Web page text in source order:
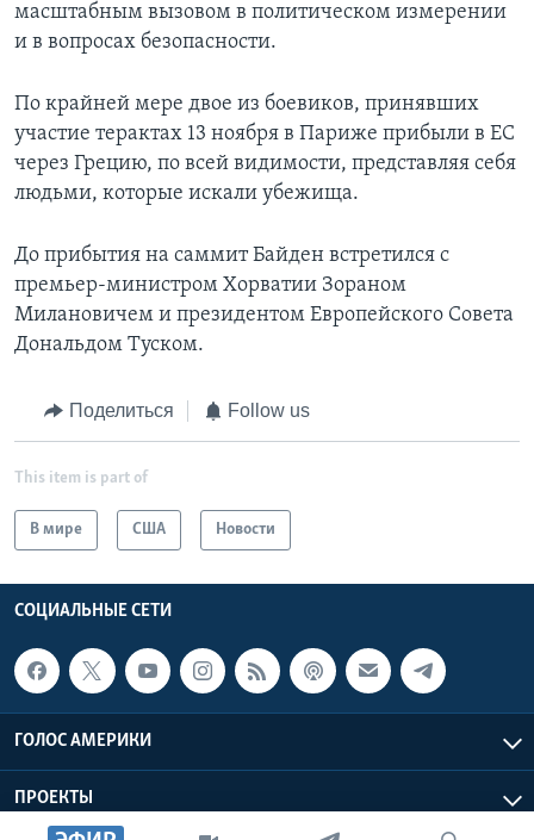
масштабным вызовом в политическом измерении
и в вопросах безопасности.
По крайней мере двое из боевиков, принявших
участие терактах 13 ноября в Париже прибыли в ЕС
через Грецию, по всей видимости, представляя себя
людьми, которые искали убежища.
До прибытия на саммит Байден встретился с
премьер-министром Хорватии Зораном
Милановичем и президентом Европейского Совета
Дональдом Туском.
Поделиться Follow us
This item is part of
В мире США Новости
СОЦИАЛЬНЫЕ СЕТИ
ГОЛОС АМЕРИКИ
ПРОЕКТЫ